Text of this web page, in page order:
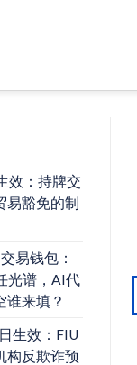
效：持牌交
易豁免的制
易钱包：
光谱，AI代
谁来填？
生效：FIU
构反欺诈预